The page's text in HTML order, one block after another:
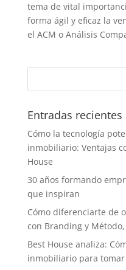
tema de vital
forma ágil y eficaz la
el ACM o Análisis
Entradas recientes
Cómo la tecnología
inmobiliario: Ventajas
House
30 años formando
que inspiran
Cómo diferenciarte de
con Branding y
Best House analiza:
inmobiliario para